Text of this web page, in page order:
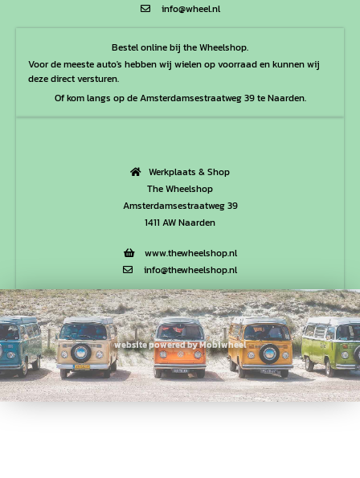
info@wheel.nl
Bestel online bij the Wheelshop.
Voor de meeste auto's hebben wij wielen op voorraad en kunnen wij
deze direct versturen.
Of kom langs op de Amsterdamsestraatweg 39 te Naarden.
Werkplaats & Shop
The Wheelshop
Amsterdamsestraatweg 39
1411 AW Naarden
www.thewheelshop.nl
info@thewheelshop.nl
website powered by Mobiwheel